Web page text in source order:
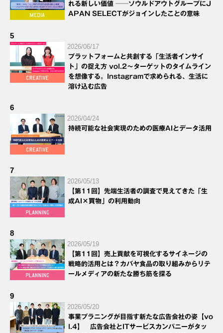
れる新しい価値 ──ソウルドアウトグループにJ
APAN SELECTがジョインしたことの意味
5
2026/06/17
プラットフォームと共創する「生活者インサイ
ト」の捉え方 vol.2～ターゲットのタイムライン
を想像する。Instagramで求められる、生活に
溶け込む広告
6
2026/04/24
持続可能な社会実現のための医療AIとデータ活用
7
2026/05/13
【第11回】先端生活者の調査で見えてきた「生
成AI×買物」の利用動向
8
2026/05/19
【第11回】売上貢献を可視化するサイネージの
戦略的活用とは？カバヤ食品の取り組みからリテ
ールメディアの新たな勝ち筋を探る
9
2026/05/20
事業プラニングが目指す新たな広告会社の姿【vo
l.4】 広告会社とITサービスカンパニーがタッ